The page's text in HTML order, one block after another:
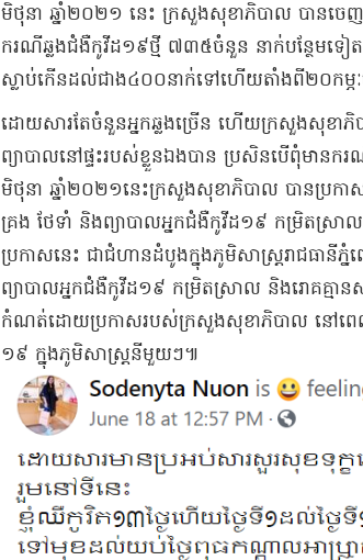
មិថុនា ឆ្នាំ​២០២១ នេះ ក្រសួងសុខាភិបាល បានច
ករណី​ឆ្លង​ជំងឺ​កូ​វីដ​១៩​ថ្មី ៧៣៥​ចំនួន នាក់​បន្ថែមទ
ស្លាប់​កើន​ដល់​ជាង​៤០០​នាក់​ទៅហើយ​តាំងពី​២០​កម្ភ
ដោយសារតែ​ចំនួន​អ្នក​ឆ្លង​ច្រើន ហើយក្រសួងសុខាភិ
ព្យាបាល​នៅផ្ទះ​របស់​ខ្លួនឯងបាន ប្រសិនបើ​ពុំមាន​ករ
មិថុនា ឆ្នាំ​២០២១​នេះ​ក្រសួងសុខាភិបាល បានប្រកាស​
គ្រង ថែទាំ និង​ព្យាបាល​អ្នកជំងឺ​កូ​វីដ​១៩ កម្រិត​ស្រាល
ប្រកាស​នេះ ជា​ជំហាន​ដំបូង​ក្នុងភូមិ​សាស្ត្រ​រាជធានី​ភ្នំ
ព្យាបាល​អ្ន​ក​ជំងឺ​កូ​វីដ​១៩ កម្រិត​ស្រាល និង​រោគ​គ្មាន​ស
កំណត់ដោយ​ប្រកាស​របស់​ក្រសួងសុខាភិបាល នៅពេល​ក្
១៩ ក្នុងភូមិ​សាស្ត្រ​នីមួយៗ​៕